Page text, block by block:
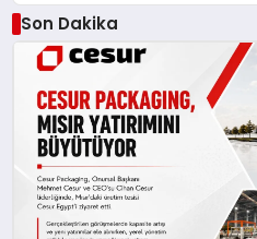
Son Dakika